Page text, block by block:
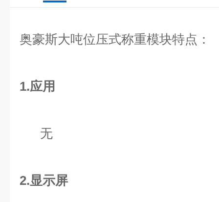
奥豪斯大吨位压式称重模块特点：
1.应用
无
2.显示屏